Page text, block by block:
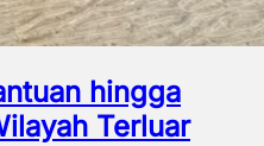
hingga
Terluar